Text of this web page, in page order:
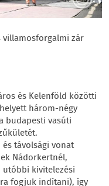
zár
és Kelenföld közötti
három-négy
budapesti vasúti
távolsági vonat
Nádorkertnél,
utóbbi kivitelezési
fogjuk indítani), így